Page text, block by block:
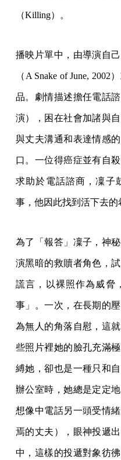
（Killing）。
播映片單中，由導演自
（A Snake of June,
品。劇情描述擔任電話
演），困在社會加諸與
與丈夫溝通和表達情感
口。一位得癌症並有自
求助於電話諮商，凜子
事，他因此找到活下去的
為了「報答」凜子，神
演黑暗的救贖者角色，
謊言，以裸照作為威脅
事」。一次，在長期的
為無人的角落自慰，這
些照片裡她的臉孔充滿
縛她，卻也是一種只和
辦公室時，她總是定定
想像中電話另一頭受情
焉的丈夫），眼神投遞
中，這樣的投遞對象彷